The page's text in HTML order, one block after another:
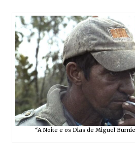
“A Noite e os Dias de Miguel